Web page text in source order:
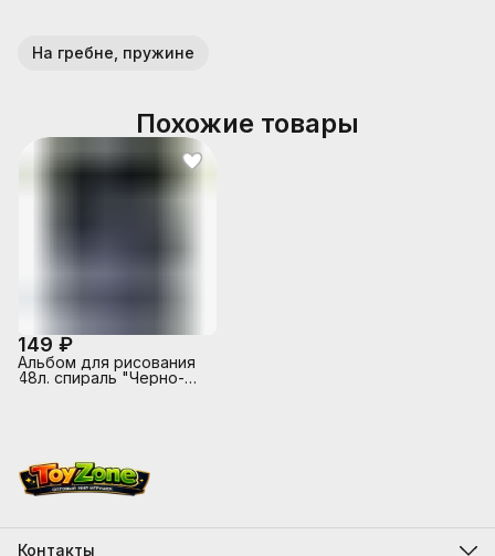
На гребне, пружине
Похожие товары
149 ₽
Альбом для рисования
48л. спираль "Черно-
Контакты